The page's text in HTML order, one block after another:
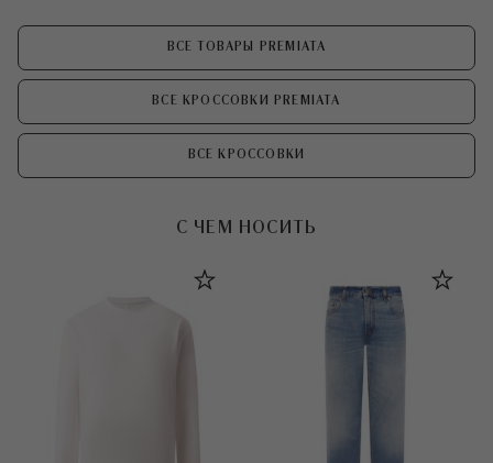
ВСЕ ТОВАРЫ PREMIATA
ВСЕ КРОССОВКИ PREMIATA
ВСЕ КРОССОВКИ
С ЧЕМ НОСИТЬ